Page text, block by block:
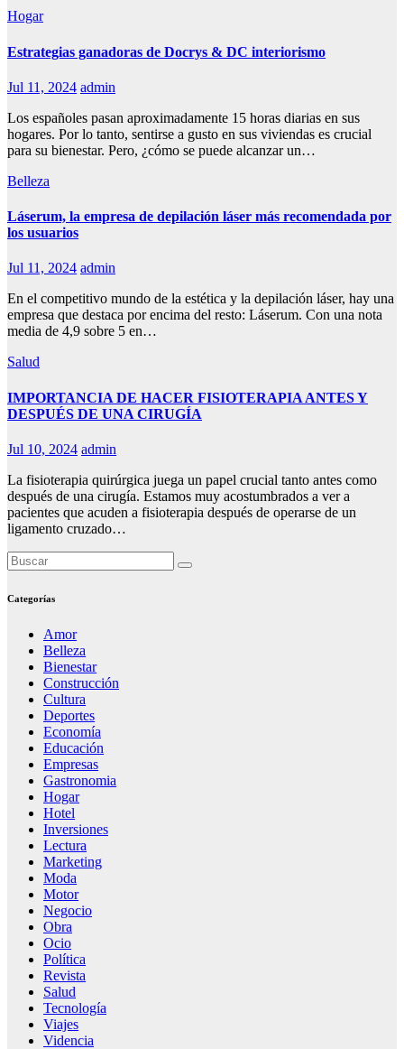
Hogar
Estrategias ganadoras de Docrys & DC interiorismo
Jul 11, 2024 admin
Los españoles pasan aproximadamente 15 horas diarias en sus
hogares. Por lo tanto, sentirse a gusto en sus viviendas es crucial
para su bienestar. Pero, ¿cómo se puede alcanzar un…
Belleza
Láserum, la empresa de depilación láser más recomendada por
los usuarios
Jul 11, 2024 admin
En el competitivo mundo de la estética y la depilación láser, hay una
empresa que destaca por encima del resto: Láserum. Con una nota
media de 4,9 sobre 5 en…
Salud
IMPORTANCIA DE HACER FISIOTERAPIA ANTES Y
DESPUÉS DE UNA CIRUGÍA
Jul 10, 2024 admin
La fisioterapia quirúrgica juega un papel crucial tanto antes como
después de una cirugía. Estamos muy acostumbrados a ver a
pacientes que acuden a fisioterapia después de operarse de un
ligamento cruzado…
Categorías
Amor
Belleza
Bienestar
Construcción
Cultura
Deportes
Economía
Educación
Empresas
Gastronomia
Hogar
Hotel
Inversiones
Lectura
Marketing
Moda
Motor
Negocio
Obra
Ocio
Política
Revista
Salud
Tecnología
Viajes
Videncia